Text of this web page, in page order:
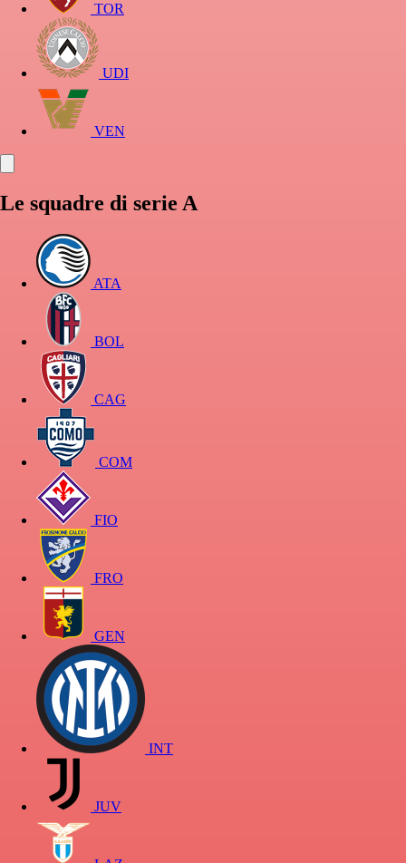
TOR
UDI
VEN
Le squadre di serie A
ATA
BOL
CAG
COM
FIO
FRO
GEN
INT
JUV